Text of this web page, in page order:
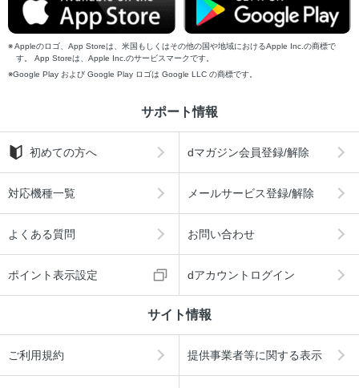
Appleのロゴ、App Storeは、米国もしくはその他の国や地域におけるApple Inc.の商標で
す。 App Storeは、Apple Inc.のサービスマークです。
Google Play および Google Play ロゴは Google LLC の商標です。
サポート情報
初めての方へ dマガジン会員登録/解除
対応機種一覧 メールサービス登録/解除
よくある質問 お問い合わせ
ポイント表示設定 dアカウントログイン
サイト情報
ご利用規約 提供事業者等に関する表示